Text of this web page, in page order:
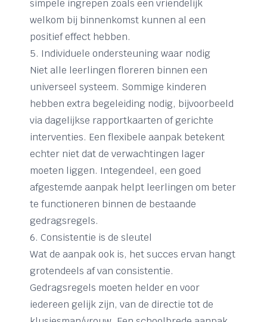
simpele ingrepen zoals een vriendelijk
welkom bij binnenkomst kunnen al een
positief effect hebben.
5. Individuele ondersteuning waar nodig
Niet alle leerlingen floreren binnen een
universeel systeem. Sommige kinderen
hebben extra begeleiding nodig, bijvoorbeeld
via dagelijkse rapportkaarten of gerichte
interventies. Een flexibele aanpak betekent
echter niet dat de verwachtingen lager
moeten liggen. Integendeel, een goed
afgestemde aanpak helpt leerlingen om beter
te functioneren binnen de bestaande
gedragsregels.
6. Consistentie is de sleutel
Wat de aanpak ook is, het succes ervan hangt
grotendeels af van consistentie.
Gedragsregels moeten helder en voor
iedereen gelijk zijn, van de directie tot de